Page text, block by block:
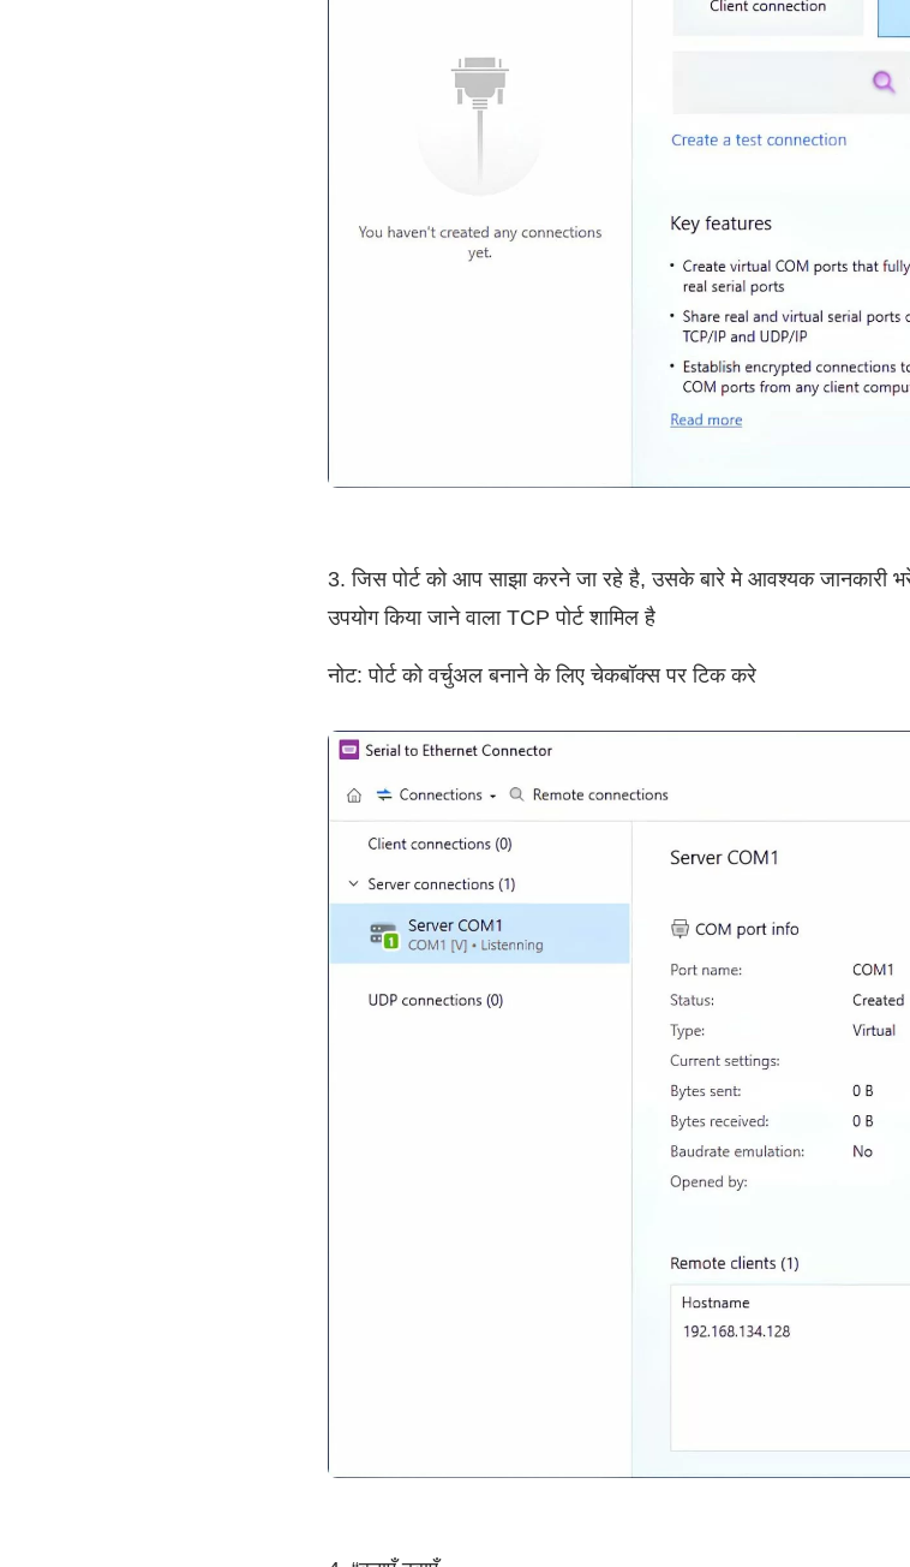
3. जिस पोर्ट को आप साझा करने जा रहे है, उसके बारे मे आवश्यक
उपयोग किया जाने वाला TCP पोर्ट शामिल है
नोट: पोर्ट को वर्चुअल बनाने के लिए चेकबॉक्स पर टिक करे